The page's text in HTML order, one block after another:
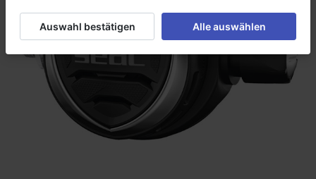
Auswahl bestätigen Alle auswählen